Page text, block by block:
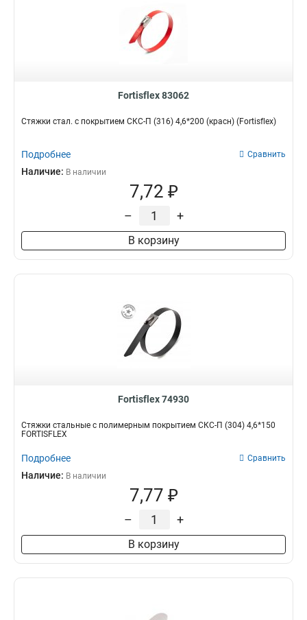
Fortisflex 83062
Стяжки стал. с покрытием СКС-П (316) 4,6*200 (красн) (Fortisflex)
Подробнее Сравнить
Наличие: В наличии
7,72 ₽
– +
В корзину
Fortisflex 74930
Стяжки стальные с полимерным покрытием СКС-П (304) 4,6*150
FORTISFLEX
Подробнее Сравнить
Наличие: В наличии
7,77 ₽
– +
В корзину